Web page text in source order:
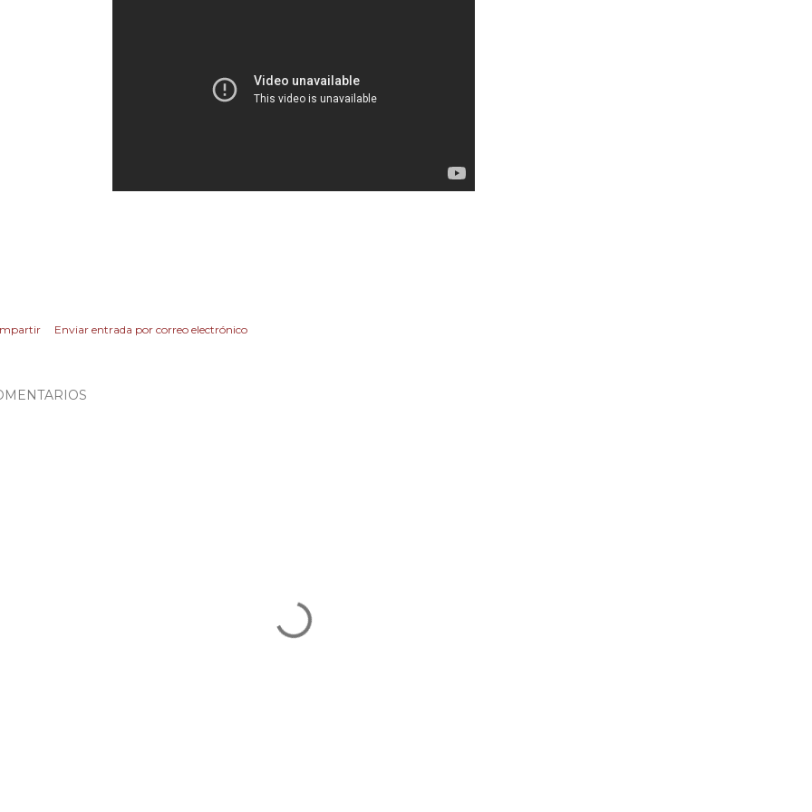
Enviar entrada por correo electrónico